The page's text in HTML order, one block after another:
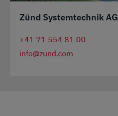
Zünd Systemtechnik AG
+41 71 554 81 00
info@zund.com